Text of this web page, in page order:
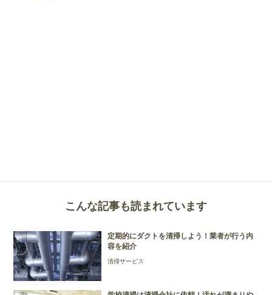
こんな記事も読まれています
定期的にダクトを清掃しよう！業者が行う内
容を紹介
清掃サービス